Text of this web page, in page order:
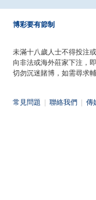
博彩要有節制
未滿十八歲人士不得投注
向非法或海外莊家下注，
切勿沉迷賭博，如需尋求
常見問題 聯絡我們 傳